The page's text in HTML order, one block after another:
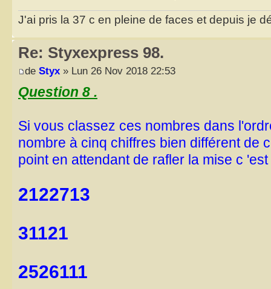
J'ai pris la 37 c en pleine de faces et depuis je
Re: Styxexpress 98.
de Styx » Lun 26 Nov 2018 22:53
Question 8 .
Si vous classez ces nombres dans
nombre à cinq chiffres bien différent de
point en attendant de rafler la mise c
2122713
31121
2526111